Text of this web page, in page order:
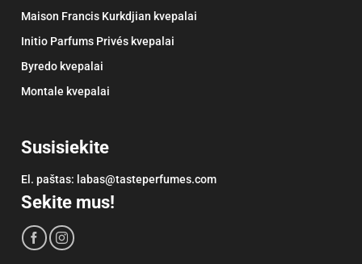
Maison Francis Kurkdjian kvepalai
Initio Parfums Privés kvepalai
Byredo kvepalai
Montale kvepalai
Susisiekite
El. paštas: labas@tasteperfumes.com
Sekite mus!